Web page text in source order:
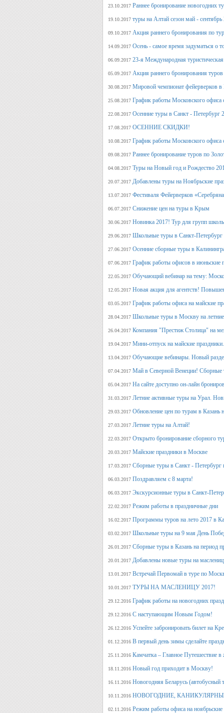
23.10.2017 Раннее бронирование новогодних
19.10.2017 туры на Алтай сезон май - сентябрь
09.10.2017 Акция раннего бронирования по
14.09.2017 Осень - самое время задуматься о
06.09.2017 23-я Международная
05.09.2017 Акция раннего бронирования
30.08.2017 Мировой чемпионат фейерверков в
25.08.2017 График работы Московского офиса
22.08.2017 Осенние туры в Санкт - Петербург
17.08.2017 ОСЕННИЕ СКИДКИ!
10.08.2017 График работы Московского офиса
09.08.2017 Раннее бронирование туров по
04.08.2017 Туры на Новый год и Рождество
20.07.2017 Добавлены туры на Ноябрьские
13.07.2017 Фестиваля Фейерверков
06.07.2017 Снижение цен на туры в Крым
30.06.2017 Новинка 2017! Тур для групп
29.06.2017 Школьные туры в Санкт-Петербург
27.06.2017 Осенние сборные туры в
07.06.2017 График работы офисов в июньские
22.05.2017 Обучающий вебинар на тему:
12.05.2017 Новая акция для агентств!
03.05.2017 График работы офиса на майские
28.04.2017 Школьные туры в Москву на
26.04.2017 Компания "Престиж Столица" на
19.04.2017 Мини-отпуск на майские
13.04.2017 Обучающие вебинары. Новый
07.04.2017 Май в Северной Венеции! Сборные
05.04.2017 На сайте доступно он-лайн
31.03.2017 Летние активные туры на Урал.
29.03.2017 Обновление цен по турам в Казань
27.03.2017 Летние туры на Алтай!
22.03.2017 Открыто бронирование сборного
20.03.2017 Майские праздники в Москве
17.03.2017 Сборные туры в Санкт - Петербург
06.03.2017 Поздравляем с 8 марта!
06.03.2017 Экскурсионные туры в Санкт-
22.02.2017 Режим работы в праздничные дни
16.02.2017 Программы туров на лето 2017 в
03.02.2017 Школьные туры на 9 мая День
26.01.2017 Сборные туры в Казань на период
20.01.2017 Добавлены новые туры на
13.01.2017 Встречай Первомай в туре по
10.01.2017 ТУРЫ НА МАСЛЕНИЦУ 2017!
29.12.2016 График работы на новогодних
29.12.2016 С наступающим Новым Годом!
26.12.2016 Успейте забронировать билет на
01.12.2016 В первый день зимы сделайте
25.11.2016 Камчатка – Главное Путешествие
18.11.2016 Новый год приходит в Москву!
16.11.2016 Новогодняя Беларусь
10.11.2016 НОВОГОДНИЕ,
02.11.2016 Режим работы офиса на ноябрьские